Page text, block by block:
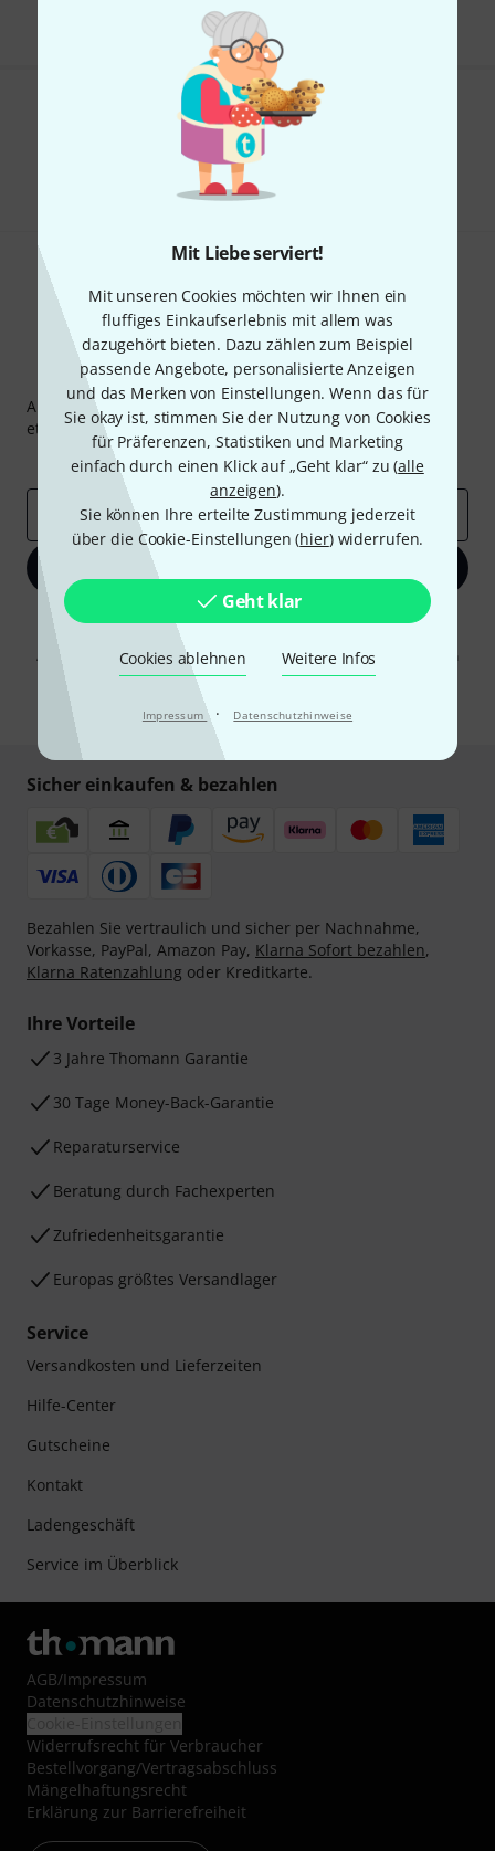
Mit Liebe serviert!
Mit unseren Cookies möchten wir Ihnen ein
fluffiges Einkaufserlebnis mit allem was
dazugehört bieten. Dazu zählen zum Beispiel
passende Angebote, personalisierte Anzeigen
und das Merken von Einstellungen. Wenn das für
Sie okay ist, stimmen Sie der Nutzung von Cookies
für Präferenzen, Statistiken und Marketing
einfach durch einen Klick auf „Geht klar“ zu (alle
anzeigen).
Sie können Ihre erteilte Zustimmung jederzeit
über die Cookie-Einstellungen (hier) widerrufen.
Geht klar
Cookies ablehnen Weitere Infos
Impressum · Datenschutzhinweise
Gefällt Ihnen, was Sie sehen?
Teilen Hilfe & Feedback
Thomann Newsletter
Abonniere den Thomann Newsletter und gewinne mit
etwas Glück einen von50 Gutscheinenüber jeweils50€
Inspirierende Beiträge
Deals Thomann Insights
E-Mail-Adresse*
Mit Klick auf „Jetzt anmelden“ stimmen Sie dem Erhalt von E-Mail-
Werbung und einer Messung des E-Mail-Nutzungsverhaltens zu. Die
Abmeldung ist jederzeit möglich. Weitere Informationen finden Sie in
unserenDatenschutzhinweisen.
* Pflichtfeld
Sicher einkaufen & bezahlen
Bezahlen Sie vertraulich und sicher per Nachnahme,
Vorkasse, PayPal, Amazon Pay, Klarna Sofort bezahlen,
Klarna Ratenzahlung oder Kreditkarte.
Ihre Vorteile
3 Jahre Thomann Garantie
30 Tage Money-Back-Garantie
Reparaturservice
Beratung durch Fachexperten
Zufriedenheitsgarantie
Europas größtes Versandlager
Service
Versandkosten und Lieferzeiten
Hilfe-Center
Gutscheine
Kontakt
Ladengeschäft
Service im Überblick
AGB/Impressum
Datenschutzhinweise
Widerrufsrecht für Verbraucher
Bestellvorgang/Vertragsabschluss
Mängelhaftungsrecht
Erklärung zur Barrierefreiheit